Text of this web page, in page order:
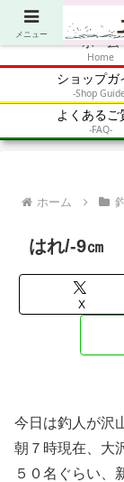
アウトド
ホーム
Home
ショップガ
-Shop
よくあるご
-FAQ-
ホーム
はれ/-9㎝
X
今日は釣人が沢
朝７時現在、大
５０名ぐらい、
メニュー